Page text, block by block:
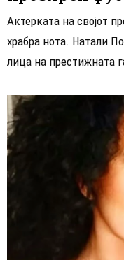
Актерката на својот
храбра нота. Натали
лица на престижната